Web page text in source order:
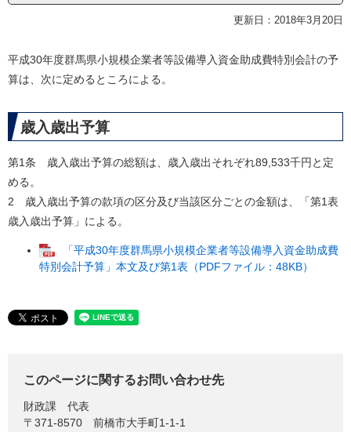
更新日：2018年3月20日
平成30年度群馬県小規模企業者等設備導入資金助成費特別会計の予
算は、次に定めるところによる。
歳入歳出予算
第1条 歳入歳出予算の総額は、歳入歳出それぞれ89,533千円と定
める。
2 歳入歳出予算の款項の区分及び当該区分ごとの金額は、「第1表
歳入歳出予算」による。
「平成30年度群馬県小規模企業者等設備導入資金助成費
特別会計予算」本文及び第1表（PDFファイル：48KB）
このページに関するお問い合わせ先
財政課
代表
〒371-8570
前橋市大手町1-1-1